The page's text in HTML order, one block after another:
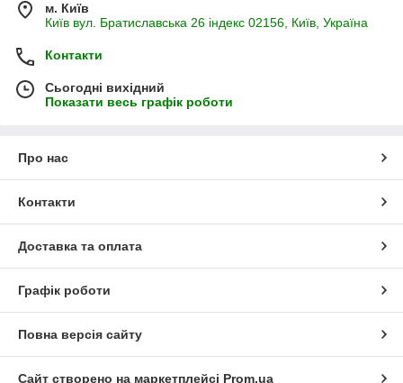
м. Київ
Київ вул. Братиславська 26 індекс 02156, Київ, Україна
Контакти
Сьогодні вихідний
Показати весь графік роботи
Про нас
Контакти
Доставка та оплата
Графік роботи
Повна версія сайту
Сайт створено на маркетплейсі Prom.ua